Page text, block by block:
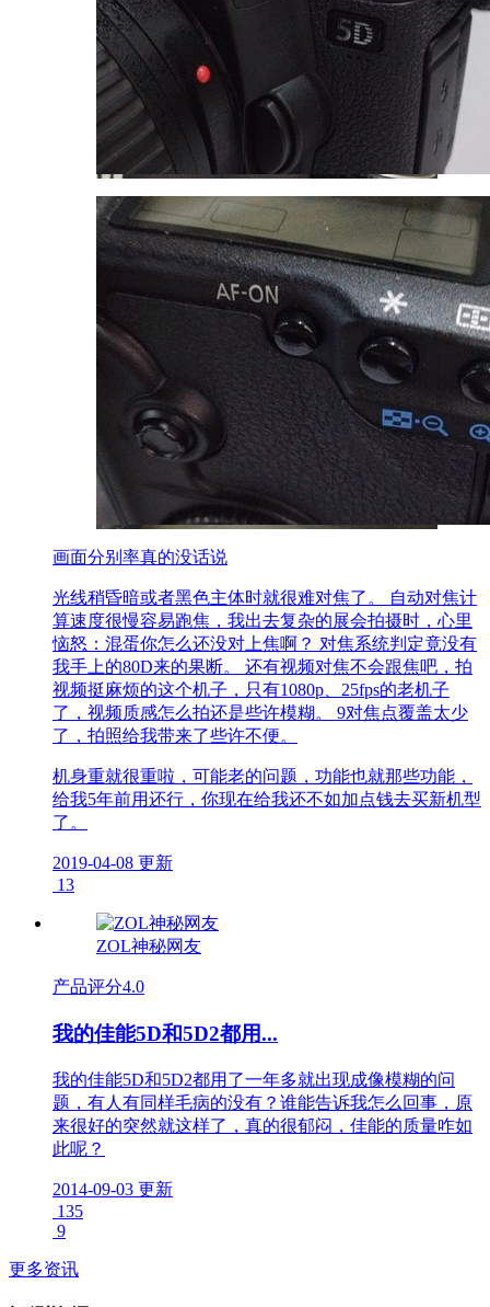
画面分别率真的没话说
光线稍昏暗或者黑色主体时就很难对焦了。 自动对焦计
算速度很慢容易跑焦，我出去复杂的展会拍摄时，心里
恼怒：混蛋你怎么还没对上焦啊？ 对焦系统判定竟没有
我手上的80D来的果断。 还有视频对焦不会跟焦吧，拍
视频挺麻烦的这个机子，只有1080p、25fps的老机子
了，视频质感怎么拍还是些许模糊。 9对焦点覆盖太少
了，拍照给我带来了些许不便。
机身重就很重啦，可能老的问题，功能也就那些功能，
给我5年前用还行，你现在给我还不如加点钱去买新机型
了。
2019-04-08 更新
13
ZOL神秘网友
产品评分4.0
我的佳能5D和5D2都用...
我的佳能5D和5D2都用了一年多就出现成像模糊的问
题，有人有同样毛病的没有？谁能告诉我怎么回事，原
来很好的突然就这样了，真的很郁闷，佳能的质量咋如
此呢？
2014-09-03 更新
135
9
更多资讯